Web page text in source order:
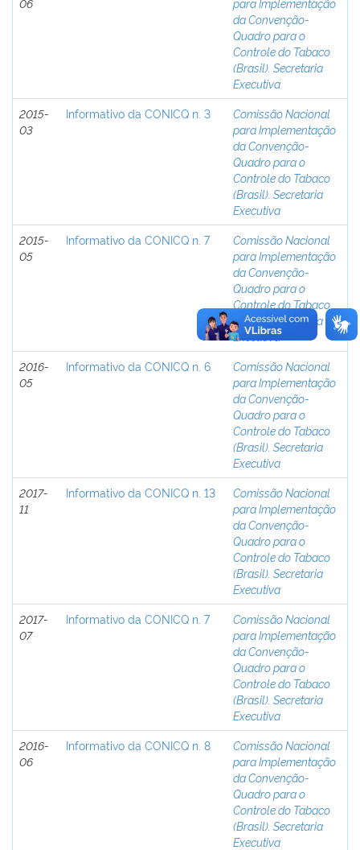
da Convenção-
Quadro para o
Controle do Tabaco
(Brasil). Secretaria
Executiva
2015-
03
Informativo da CONICQ n. 3
Comissão Nacional
para Implementação
da Convenção-
Quadro para o
Controle do Tabaco
(Brasil). Secretaria
Executiva
2015-
05
Informativo da CONICQ n. 7
Comissão Nacional
para Implementação
da Convenção-
Quadro para o
Controle do Tabaco
(Brasil). Secretaria
Executiva
2016-
05
Informativo da CONICQ n. 6
Comissão Nacional
para Implementação
da Convenção-
Quadro para o
Controle do Tabaco
(Brasil). Secretaria
Executiva
2017-
11
Informativo da CONICQ n. 13
Comissão Nacional
para Implementação
da Convenção-
Quadro para o
Controle do Tabaco
(Brasil). Secretaria
Executiva
2017-
07
Informativo da CONICQ n. 7
Comissão Nacional
para Implementação
da Convenção-
Quadro para o
Controle do Tabaco
(Brasil). Secretaria
Executiva
2016-
06
Informativo da CONICQ n. 8
Comissão Nacional
para Implementação
da Convenção-
Quadro para o
Controle do Tabaco
(Brasil). Secretaria
Executiva